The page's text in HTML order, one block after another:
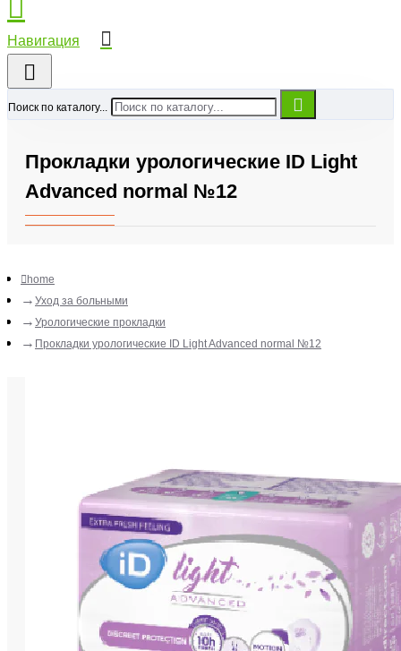
Поиск по каталогу...
Прокладки урологические ID Light
Advanced normal №12
home
Уход за больными
Урологические прокладки
Прокладки урологические ID Light Advanced normal №12